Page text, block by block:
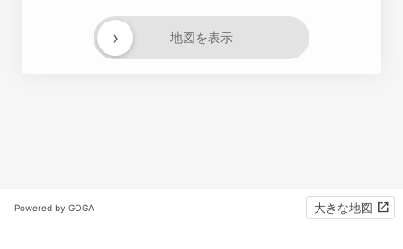
地図を表示
›
Powered by GOGA 大きな地図